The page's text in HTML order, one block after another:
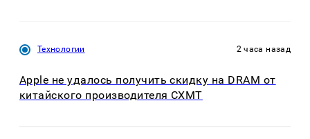
Технологии 2 часа назад
Apple не удалось получить скидку на DRAM от
китайского производителя CXMT